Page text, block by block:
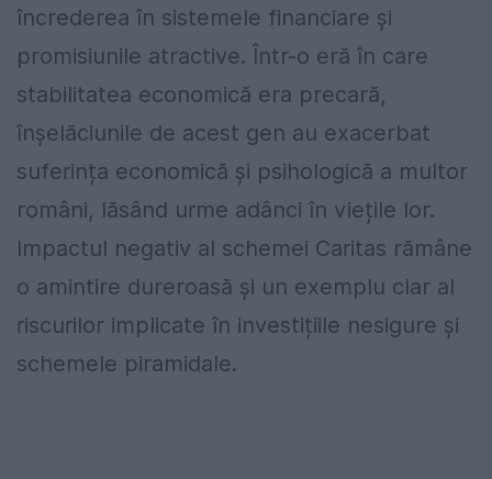
încrederea în sistemele financiare și
promisiunile atractive. Într-o eră în care
stabilitatea economică era precară,
înșelăciunile de acest gen au exacerbat
suferința economică și psihologică a multor
români, lăsând urme adânci în viețile lor.
Impactul negativ al schemei Caritas rămâne
o amintire dureroasă și un exemplu clar al
riscurilor implicate în investițiile nesigure și
schemele piramidale.